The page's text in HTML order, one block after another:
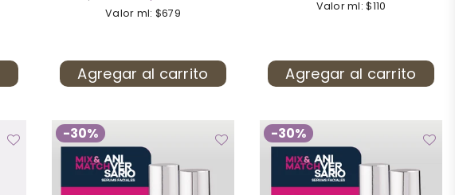
habitual
Valor ml: $679
Agregar al carrito
habitual
Valor ml: $110
Agregar al carrito
-30% -30%